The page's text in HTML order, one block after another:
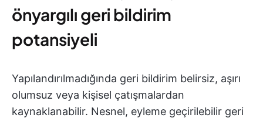
önyargılı geri bildirim
potansiyeli
Yapılandırılmadığında geri bildirim belirsiz, aşırı
olumsuz veya kişisel çatışmalardan
kaynaklanabilir. Nesnel, eyleme geçirilebilir geri